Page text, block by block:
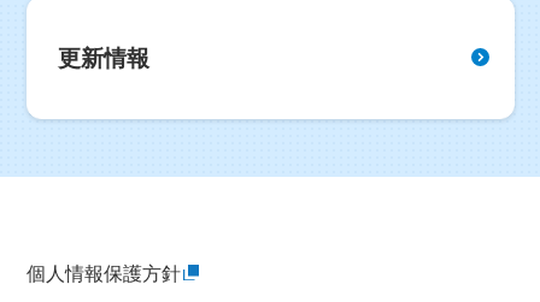
更新情報
個人情報保護方針